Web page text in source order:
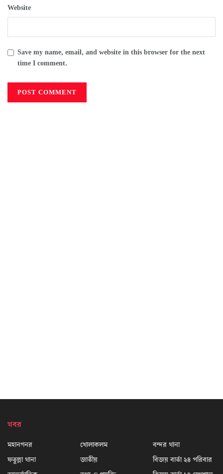
Website
Save my name, email, and website in this browser for the next
time I comment.
খবর
মহানগনর
ফতুল্লা থানা
খোলাকলম
জাতীয়
বন্দর থানা
বিজয় বার্তা ২৪ পরিবার